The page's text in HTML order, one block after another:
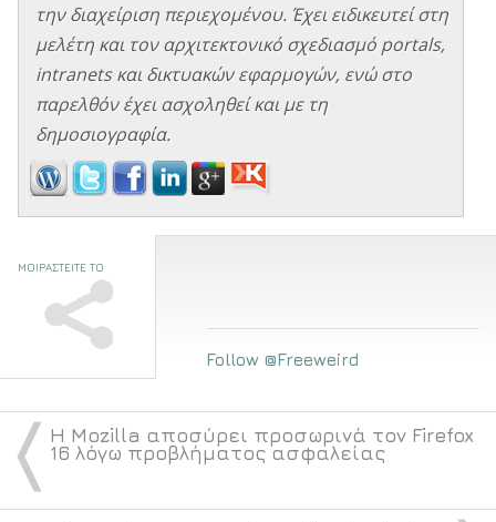
την διαχείριση περιεχομένου. Έχει ειδικευτεί στη
μελέτη και τον αρχιτεκτονικό σχεδιασμό portals,
intranets και δικτυακών εφαρμογών, ενώ στο
παρελθόν έχει ασχοληθεί και με τη
δημοσιογραφία.
ΜΟΙΡΑΣΤΕΙΤΕ ΤΟ
Follow @Freeweird
〈 Η Mozilla αποσύρει προσωρινά τον Firefox
16 λόγω προβλήματος ασφαλείας